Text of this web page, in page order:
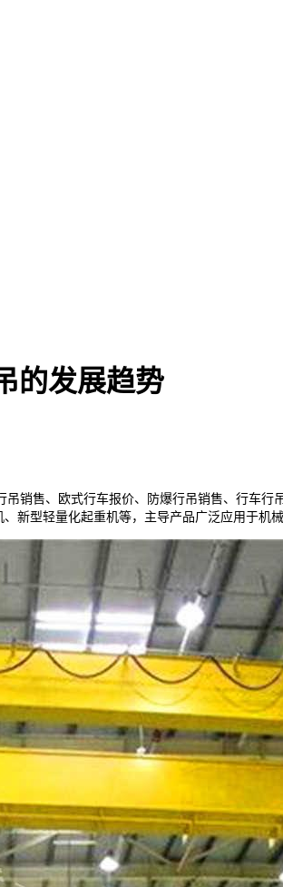
的发展趋势
吊销售、欧式行车报价、防爆行吊销售、行车
型轻量化起重机等，主导产品广泛应用于机